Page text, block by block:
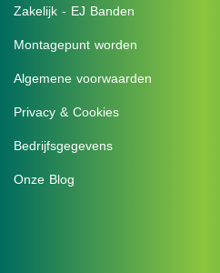
Zakelijk - EJ Banden
Montagepunt worden
Algemene voorwaarden
Privacy & Cookies
Bedrijfsgegevens
Onze Blog